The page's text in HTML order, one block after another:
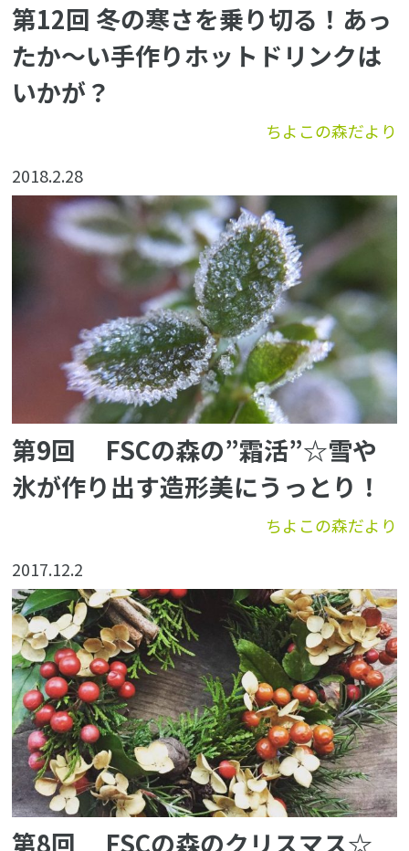
ちよこの森だより
第12回 冬の寒さを乗り切る！あっ
たか〜い手作りホットドリンクは
いかが？
2018.2.28
ちよこの森だより
第9回 FSCの森の”霜活”☆雪や
氷が作り出す造形美にうっとり！
2017.12.2
第8回 FSCの森のクリスマス☆